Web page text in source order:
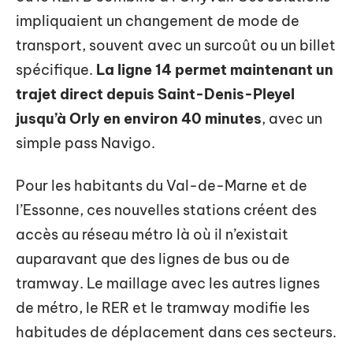
impliquaient un changement de mode de
transport, souvent avec un surcoût ou un billet
spécifique. La ligne 14 permet maintenant un
trajet direct depuis Saint-Denis-Pleyel
jusqu’à Orly en environ 40 minutes, avec un
simple pass Navigo.
Pour les habitants du Val-de-Marne et de
l’Essonne, ces nouvelles stations créent des
accès au réseau métro là où il n’existait
auparavant que des lignes de bus ou de
tramway. Le maillage avec les autres lignes
de métro, le RER et le tramway modifie les
habitudes de déplacement dans ces secteurs.